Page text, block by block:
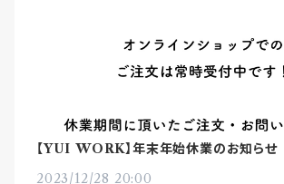
【YUI WORK】年末年始休業のお知らせ
2023/12/28 20:00